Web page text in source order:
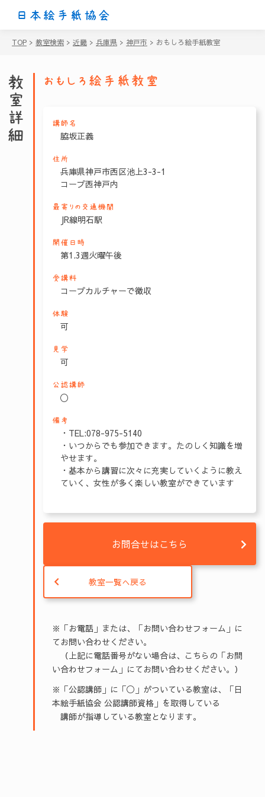
日本絵手紙協会
TOP > 教室検索 > 近畿 > 兵庫県 > 神戸市 > おもしろ絵手紙教室
教室詳細 おもしろ絵手紙教室
講師名
脇坂正義
住所
兵庫県神戸市西区池上3-3-1
コープ西神戸内
最寄りの交通機関
JR線明石駅
開催日時
第1.3週火曜午後
受講料
コープカルチャーで徴収
体験
可
見学
可
公認講師
〇
備考
・TEL:078-975-5140
・いつからでも参加できます。たのしく知識を増
やせます。
・基本から講習に次々に充実していくように教え
ていく、女性が多く楽しい教室ができています
お問合せはこちら
教室一覧へ戻る
※「お電話」または、「お問い合わせフォーム」に
てお問い合わせください。
（上記に電話番号がない場合は、こちらの「お問
い合わせフォーム」にてお問い合わせください。）
※「公認講師」に「◯」がついている教室は、「日
本絵手紙協会 公認講師資格」を取得している
講師が指導している教室となります。